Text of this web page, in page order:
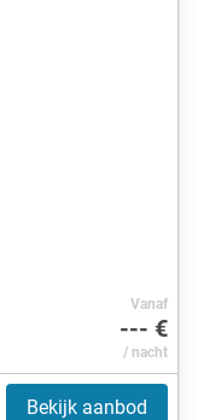
Vanaf
--- €
/ nacht
Bekijk aanbod